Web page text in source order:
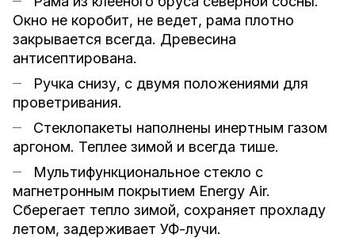
Окно не коробит, не ведет, рама плотно
закрывается всегда. Древесина
антисептирована.
Ручка снизу, с двумя положениями для
проветривания.
Стеклопакеты наполнены инертным газом
аргоном. Теплее зимой и всегда тише.
Мультифункциональное стекло с
магнетронным покрытием Energy Air.
Сберегает тепло зимой, сохраняет прохладу
летом, задерживает УФ-лучи.